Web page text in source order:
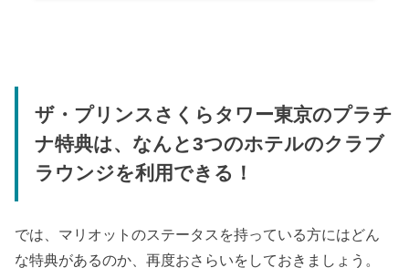
ザ・プリンスさくらタワー東京のプラチ
ナ特典は、なんと3つのホテルのクラブ
ラウンジを利用できる！
では、マリオットのステータスを持っている方にはどん
な特典があるのか、再度おさらいをしておきましょう。